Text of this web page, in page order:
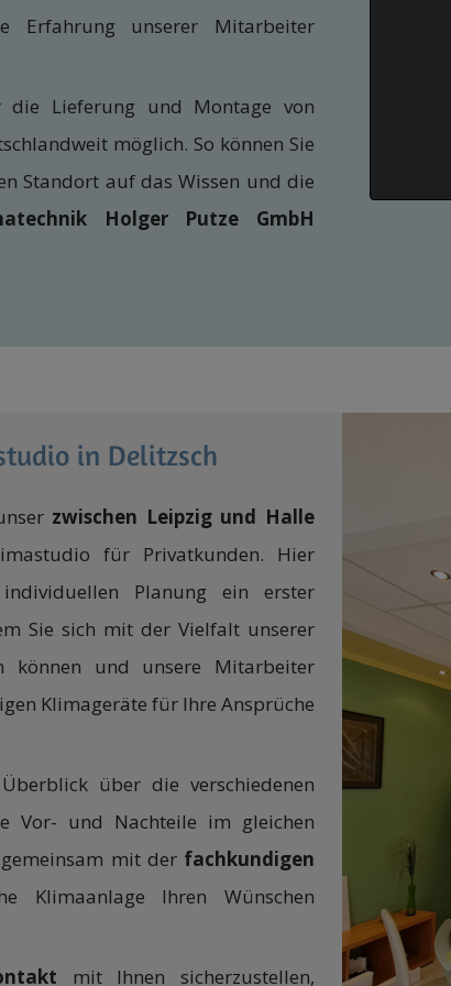
Erfahrung unserer Mitarbeiter
die Lieferung und Montage von
möglich. So können Sie
Standort auf das Wissen und die
Holger Putze GmbH
in Delitzsch
zwischen Leipzig und Halle
für Privatkunden. Hier
Planung ein erster
Sie sich mit der Vielfalt unserer
können und unsere Mitarbeiter
Klimageräte für Ihre Ansprüche
über die verschiedenen
Vor- und Nachteile im gleichen
mit der fachkundigen
Klimaanlage Ihren Wünschen
mit Ihnen sicherzustellen,